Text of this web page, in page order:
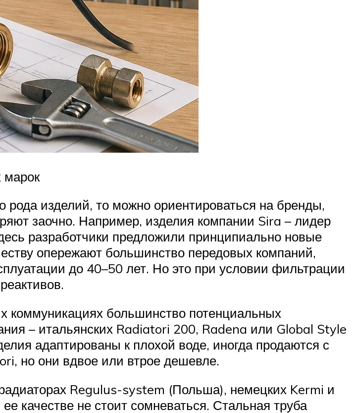
рода изделий, то можно ориентироваться на бренды,
заочно. Например, изделия компании Sira – лидер
разработчики предложили принципиально новые
опережают большинство передовых компаний,
до 40–50 лет. Но это при условии фильтрации
коммуникациях большинство потенциальных
– итальянских Radiatori 200, Radena или Global Style
адаптированы к плохой воде, иногда продаются с
но они вдвое или втрое дешевле.
Regulus-system (Польша), немецких Kermi и
качестве не стоит сомневаться. Стальная труба